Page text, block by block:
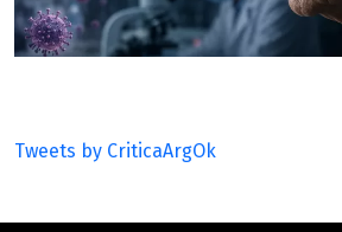
Tweets by CriticaArgOk